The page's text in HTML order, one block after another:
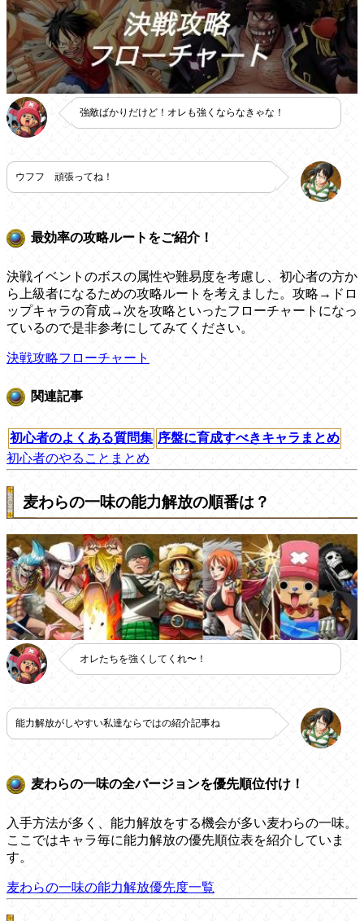
強敵ばかりだけど！オレも強くならなきゃな！
ウフフ 頑張ってね！
最効率の攻略ルートをご紹介！
決戦イベントのボスの属性や難易度を考慮し、初心者の方か
ら上級者になるための攻略ルートを考えました。攻略→ドロ
ップキャラの育成→次を攻略といったフローチャートになっ
ているので是非参考にしてみてください。
決戦攻略フローチャート
関連記事
初心者のよくある質問集 序盤に育成すべきキャラまとめ
初心者のやることまとめ
麦わらの一味の能力解放の順番は？
オレたちを強くしてくれ〜！
能力解放がしやすい私達ならではの紹介記事ね
麦わらの一味の全バージョンを優先順位付け！
入手方法が多く、能力解放をする機会が多い麦わらの一味。
ここではキャラ毎に能力解放の優先順位表を紹介していま
す。
麦わらの一味の能力解放優先度一覧